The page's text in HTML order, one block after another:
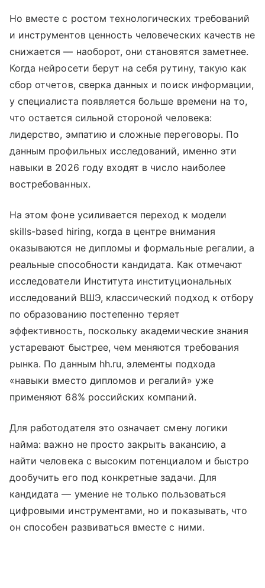
Но вместе с ростом технологических требований
и инструментов ценность человеческих качеств не
снижается — наоборот, они становятся заметнее.
Когда нейросети берут на себя рутину, такую как
сбор отчетов, сверка данных и поиск информации,
у специалиста появляется больше времени на то,
что остается сильной стороной человека:
лидерство, эмпатию и сложные переговоры. По
данным профильных исследований, именно эти
навыки в 2026 году входят в число наиболее
востребованных.
На этом фоне усиливается переход к модели
skills-based hiring, когда в центре внимания
оказываются не дипломы и формальные регалии, а
реальные способности кандидата. Как отмечают
исследователи Института институциональных
исследований ВШЭ, классический подход к отбору
по образованию постепенно теряет
эффективность, поскольку академические знания
устаревают быстрее, чем меняются требования
рынка. По данным hh.ru, элементы подхода
«навыки вместо дипломов и регалий» уже
применяют 68% российских компаний.
Для работодателя это означает смену логики
найма: важно не просто закрыть вакансию, а
найти человека с высоким потенциалом и быстро
дообучить его под конкретные задачи. Для
кандидата — умение не только пользоваться
цифровыми инструментами, но и показывать, что
он способен развиваться вместе с ними.